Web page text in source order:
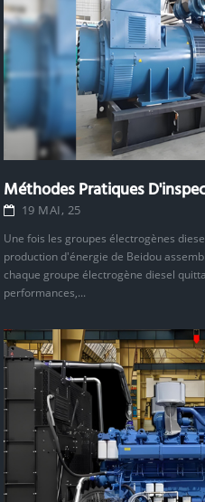
Méthodes Pratiques
19 MAI, 25
Une fois les groupes électrogènes
production d'énergie de Beidou
chaque groupe électrogène diesel
performances,...